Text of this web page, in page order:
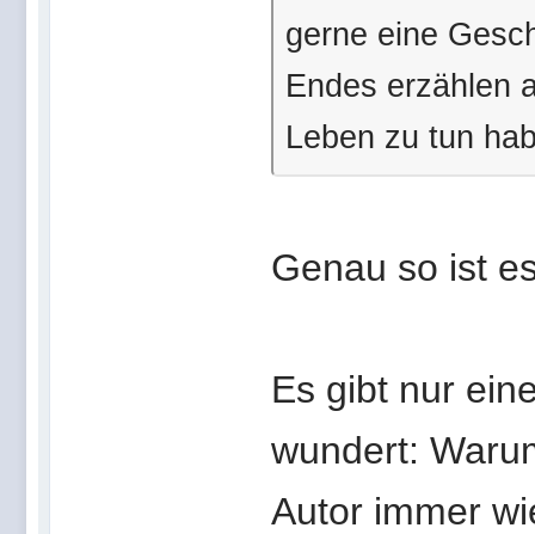
gerne eine
Endes erzählen
Leben zu tun
Genau so ist
Es gibt nur
wundert:
Autor immer